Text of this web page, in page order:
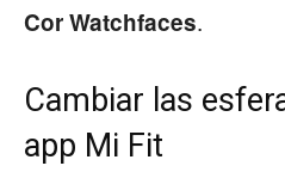
Cor Watchfaces.
Cambiar las
app Mi Fit